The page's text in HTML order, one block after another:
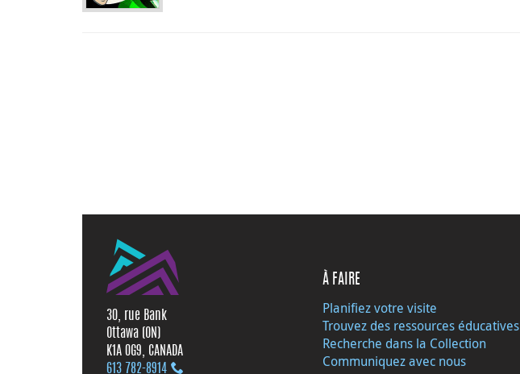
30, rue Bank
Ottawa (ON)
K1A 0G9, CANADA
613 782‑8914
À FAIRE
Planifiez votre visite
Trouvez des ressources éducatives
Recherche dans la Collection
Communiquez avec nous